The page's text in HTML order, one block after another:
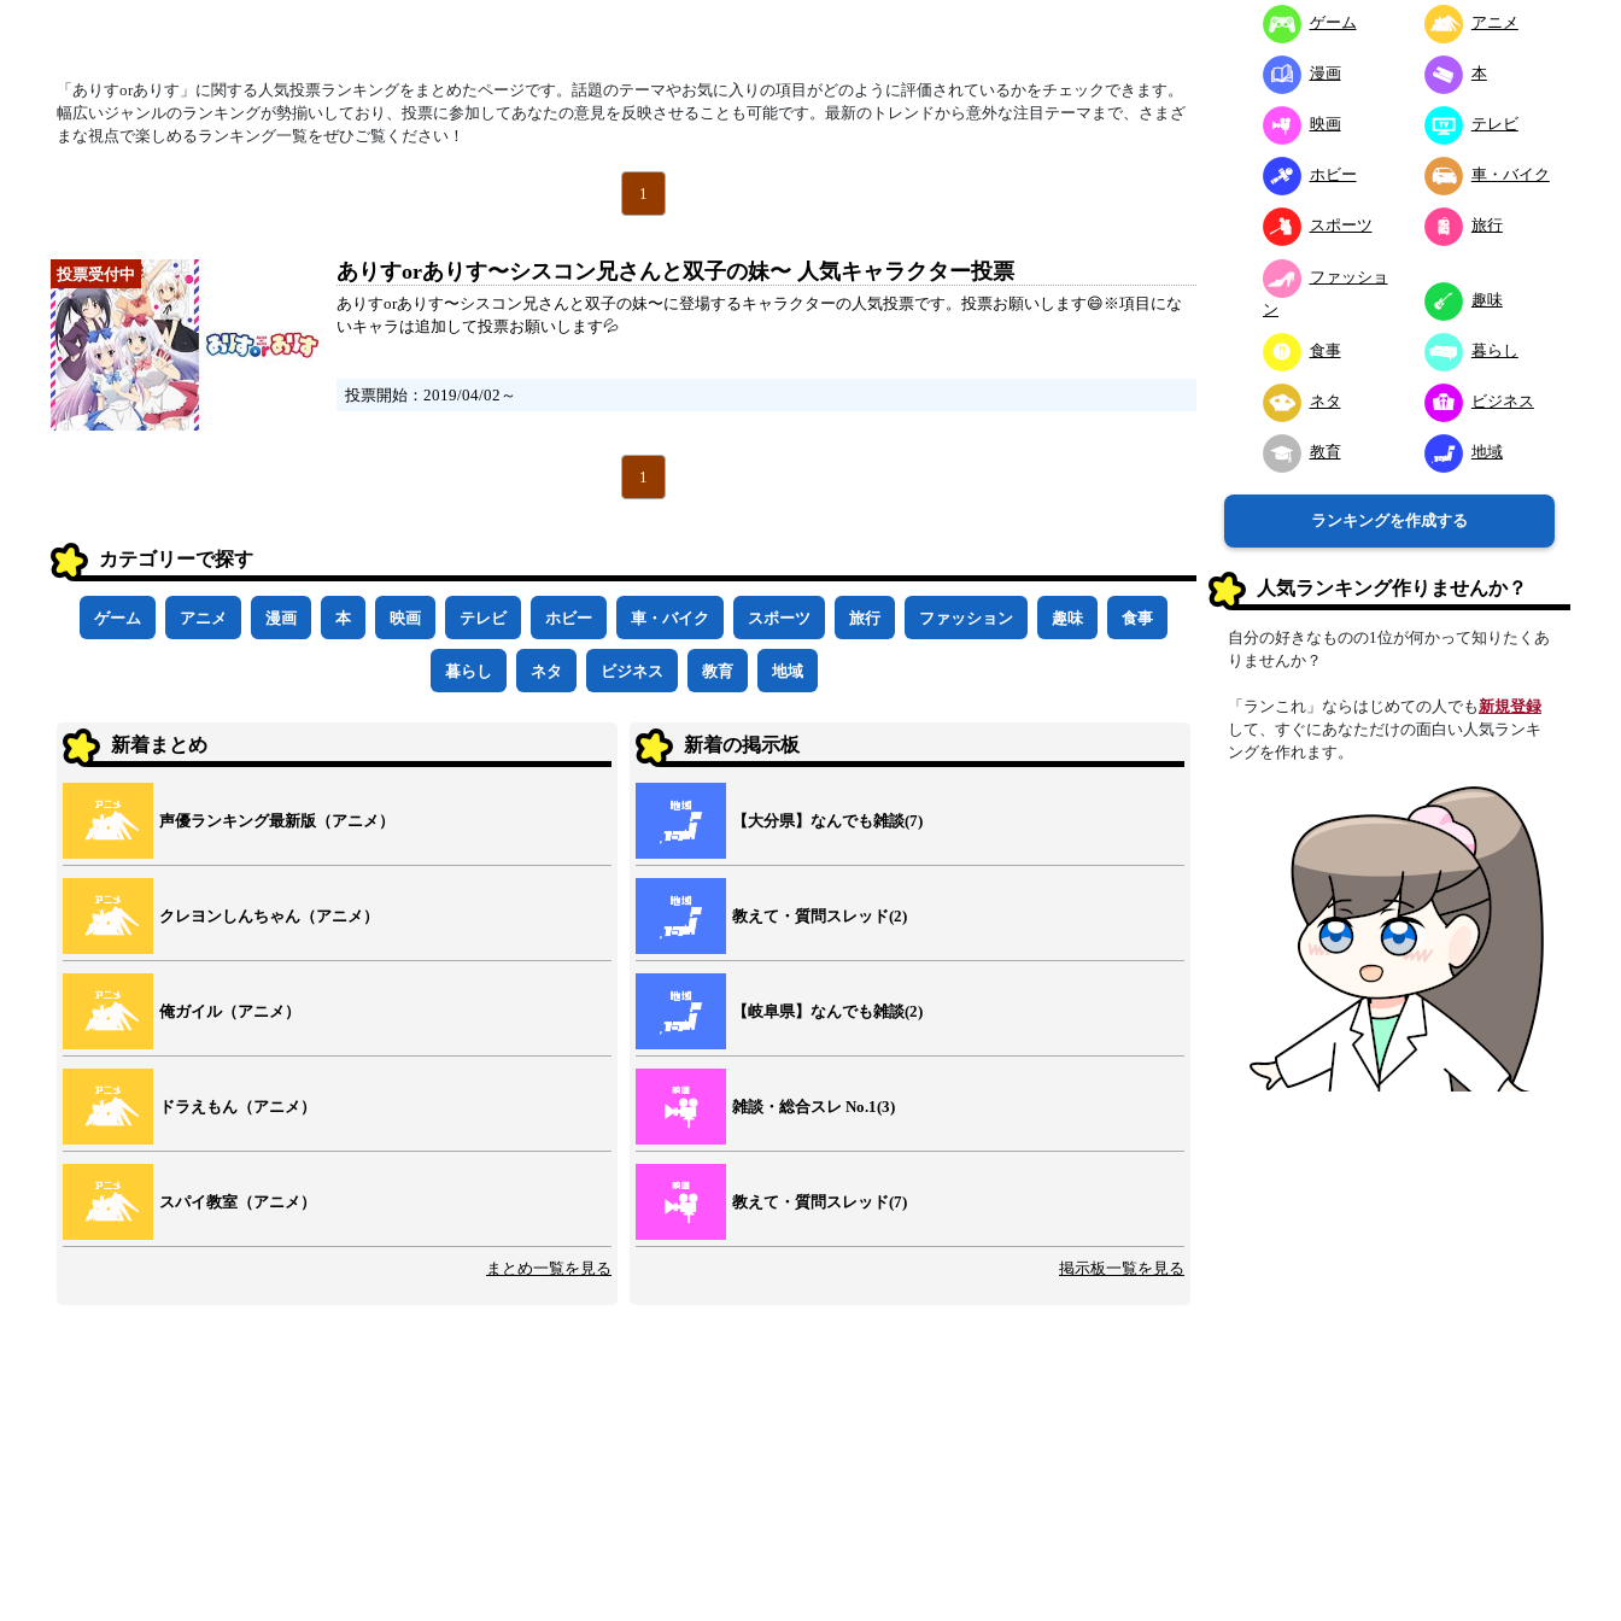
「ありすorありす」に関する人気投票ランキングをまとめたページです。話題のテーマやお気に入りの項目がどのように評価されているかをチェックできます。
幅広いジャンルのランキングが勢揃いしており、投票に参加してあなたの意見を反映させることも可能です。最新のトレンドから意外な注目テーマまで、さまざ
まな視点で楽しめるランキング一覧をぜひご覧ください！
1
ありすorありす〜シスコン兄さんと双子の妹〜 人気キャラクター投票
ありすorありす〜シスコン兄さんと双子の妹〜に登場するキャラクターの人気投票です。投票お願いします😄※項目にな
いキャラは追加して投票お願いします💦
投票開始：2019/04/02～
1
カテゴリーで探す
ゲーム アニメ 漫画 本 映画 テレビ ホビー 車・バイク スポーツ 旅行 ファッション 趣味 食事
暮らし ネタ ビジネス 教育 地域
新着まとめ
声優ランキング最新版（アニメ）
クレヨンしんちゃん（アニメ）
俺ガイル（アニメ）
ドラえもん（アニメ）
スパイ教室（アニメ）
まとめ一覧を見る
新着の掲示板
【大分県】なんでも雑談(7)
教えて・質問スレッド(2)
【岐阜県】なんでも雑談(2)
雑談・総合スレ No.1(3)
教えて・質問スレッド(7)
掲示板一覧を見る
ゲーム アニメ
漫画 本
映画 テレビ
ホビー 車・バイク
スポーツ 旅行
ファッショ
ン
趣味
食事 暮らし
ネタ ビジネス
教育 地域
ランキングを作成する
人気ランキング作りませんか？
自分の好きなものの1位が何かって知りたくあ
りませんか？
「ランこれ」ならはじめての人でも新規登録
して、すぐにあなただけの面白い人気ランキ
ングを作れます。